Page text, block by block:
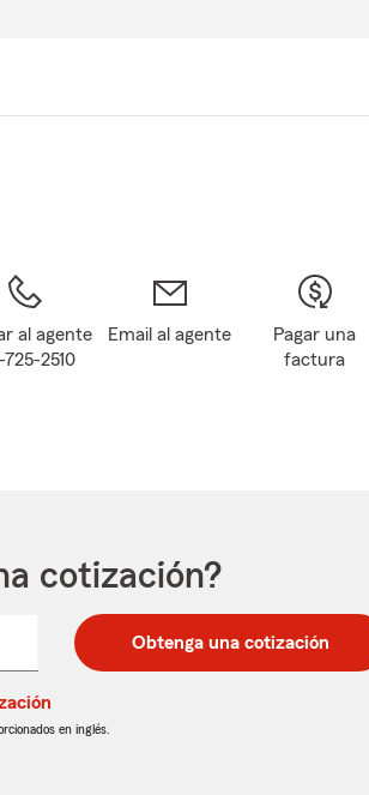
al agente
725-2510
Email al agente
Pagar una
factura
cotización?
postal
de
postal
de
Obtenga una cotización
en inglés.